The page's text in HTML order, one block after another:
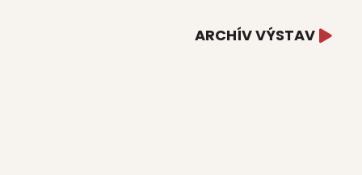
ARCHÍV VÝSTAV